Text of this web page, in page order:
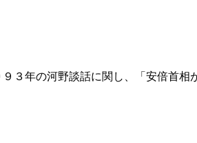
３年の河野談話に関し、「安倍首